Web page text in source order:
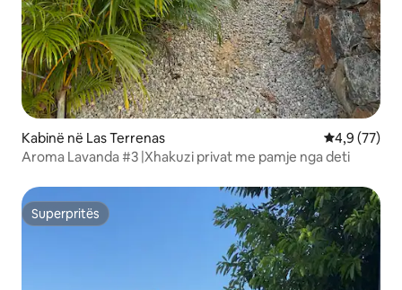
Kabinë në Las Terrenas Vlerësimi
4,9 (77)
Aroma Lavanda #3 |Xhakuzi privat me pamje nga deti
Superpritës
Superpritës